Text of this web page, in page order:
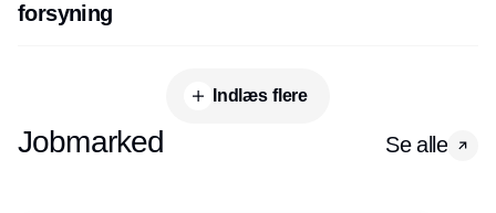
forsyning
Indlæs flere
Jobmarked Se alle